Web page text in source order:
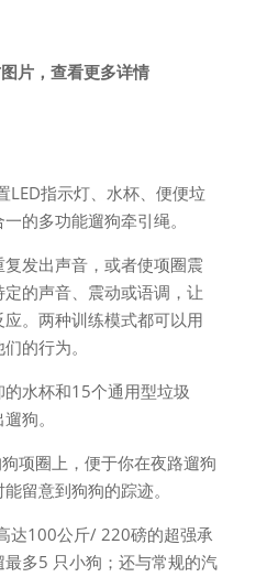
片，查看更多详情
LED指示灯、水杯、便便垃
的多功能遛狗牵引绳。
发出声音，或者使项圈震
的声音、震动或语调，让
。两种训练模式都可以用
的行为。
水杯和15个通用型垃圾
狗。
项圈上，便于你在夜路遛狗
留意到狗狗的踪迹。
达100公斤/ 220磅的超强承
多5 只小狗；还与常规的汽